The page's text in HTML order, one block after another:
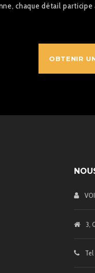
chaque détail
OBTENIR
3,
Tel